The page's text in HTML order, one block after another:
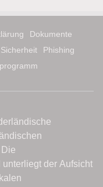
Dokumente
Sicherheit
Phishing